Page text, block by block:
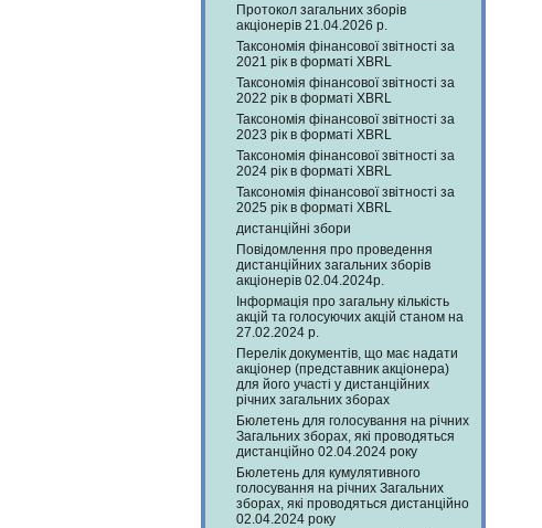
Протокол загальних зборів
акціонерів 21.04.2026 р.
Таксономія фінансової звітності за
2021 рік в форматі XBRL
Таксономія фінансової звітності за
2022 рік в форматі XBRL
Таксономія фінансової звітності за
2023 рік в форматі XBRL
Таксономія фінансової звітності за
2024 рік в форматі XBRL
Таксономія фінансової звітності за
2025 рік в форматі XBRL
дистанційні збори
Повідомлення про проведення
дистанційних загальних зборів
акціонерів 02.04.2024р.
Інформація про загальну кількість
акцій та голосуючих акцій станом на
27.02.2024 р.
Перелік документів, що має надати
акціонер (представник акціонера)
для його участі у дистанційних
річних загальних зборах
Бюлетень для голосування на річних
Загальних зборах, які проводяться
дистанційно 02.04.2024 року
Бюлетень для кумулятивного
голосування на річних Загальних
зборах, які проводяться дистанційно
02.04.2024 року